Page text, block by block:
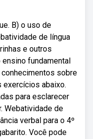
B) o uso de
de língua
e outros
ensino fundamental
sobre
abaixo.
para esclarecer
Webatividade de
verbal para o 4º
Você pode